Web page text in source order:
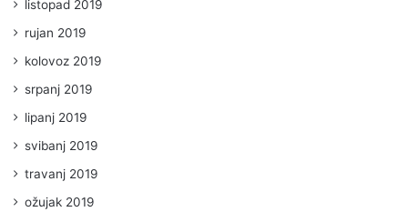
listopad 2019
rujan 2019
kolovoz 2019
srpanj 2019
lipanj 2019
svibanj 2019
travanj 2019
ožujak 2019